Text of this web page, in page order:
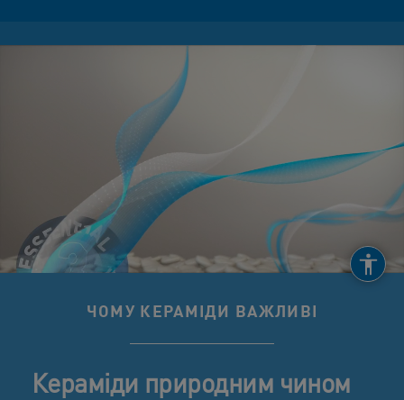
ЧОМУ КЕРАМІДИ ВАЖЛИВІ
Кераміди природним чином